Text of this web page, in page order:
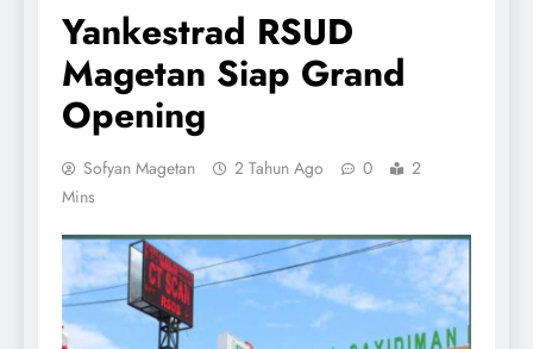
Yankestrad RSUD
Magetan Siap Grand
Opening
Sofyan Magetan 2 Tahun Ago 0
2
Mins